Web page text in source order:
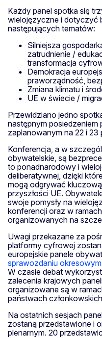
Każdy panel spotka się
wielojęzyczne i dotyczyć
następujących tematów:
Silniejsza
zatrudnienie /
transformacja
Demokracja
praworządność,
Zmiana klimatu i
UE w świecie /
Przewidziano jedno
następnym posiedzeniem
zaplanowanym na 22 i 23
Konferencja, a w
obywatelskie, są
to ponadnarodowy i
deliberatywnej, dzięki
mogą odgrywać
przyszłości UE.
swoje pomysły na
konferencji oraz w
organizowanych na
Uwagi przekazane za
platformy cyfrowej
europejskie panele
sprawozdaniu okresowym
W czasie debat
zalecenia krajowych
organizowane są w
państwach
Na ostatnich sesjach
zostaną przedstawione i
plenarnym. 20